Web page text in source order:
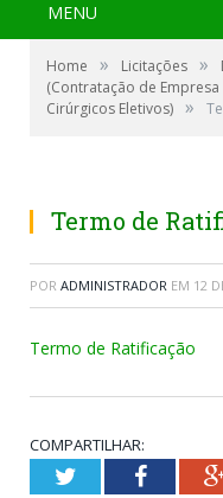
MENU
Home » Licitações »
(Contratação de
Cirúrgicos Eletivos) »
Termo de
POR ADMINISTRADOR EM 12
Termo de Ratificação
COMPARTILHAR:
Twitter